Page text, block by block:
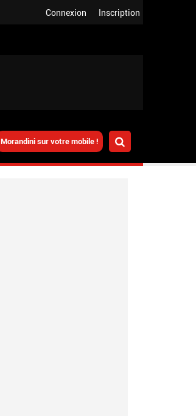
Inscription
Connexion
Morandini sur votre mobile !